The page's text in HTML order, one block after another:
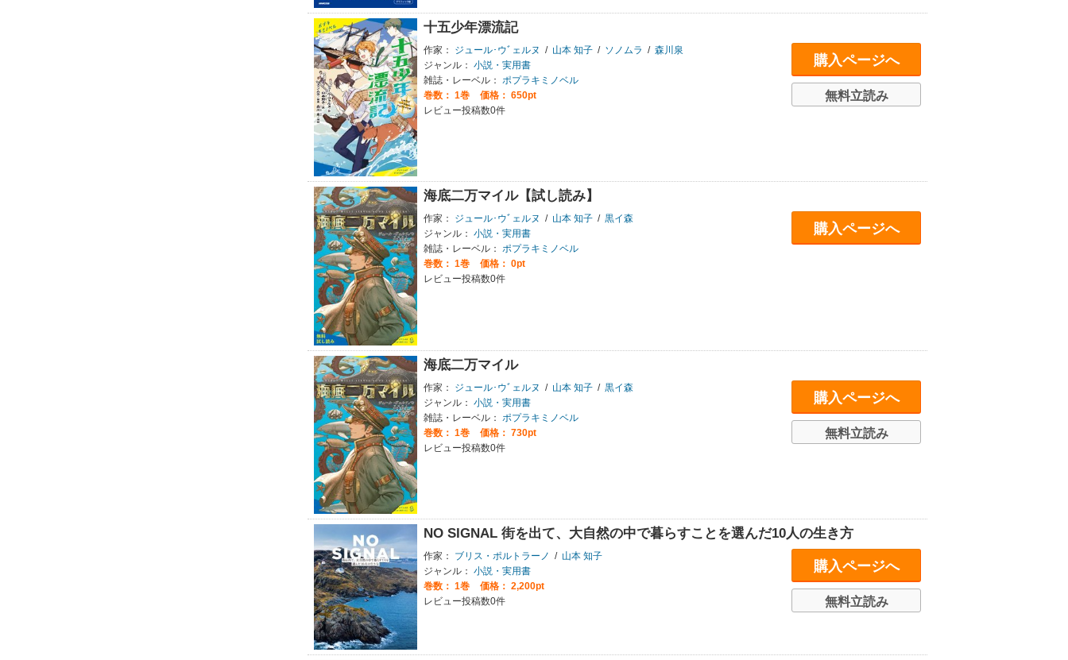
十五少年漂流記
作家： ジュール･ウﾞェルヌ / 山本 知子 / ソノムラ / 森川泉
ジャンル： 小説・実用書
雑誌・レーベル： ポプラキミノベル
巻数： 1巻
価格： 650pt
レビュー投稿数0件
購入ページへ
無料立読み
海底二万マイル【試し読み】
作家： ジュール･ウﾞェルヌ / 山本 知子 / 黒イ森
ジャンル： 小説・実用書
雑誌・レーベル： ポプラキミノベル
巻数： 1巻
価格： 0pt
レビュー投稿数0件
購入ページへ
海底二万マイル
作家： ジュール･ウﾞェルヌ / 山本 知子 / 黒イ森
ジャンル： 小説・実用書
雑誌・レーベル：
ポプラキミノベル
巻数： 1巻
価格： 730pt
レビュー投稿数0件
購入ページへ
無料立読み
NO SIGNAL 街を出て、大自然の中で暮らすことを選んだ10人の生き方
作家： ブリス・ポルトラーノ / 山本 知子
ジャンル： 小説・実用書
巻数： 1巻
価格： 2,200pt
レビュー投稿数0件
購入ページへ
無料立読み